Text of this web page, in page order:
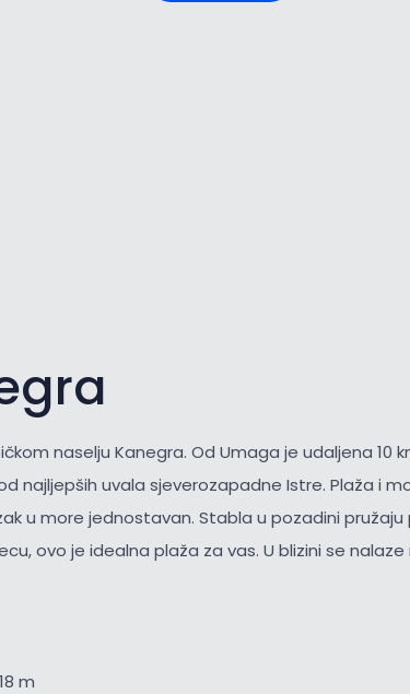
naselju Kanegra. Od Umaga je udaljena 10
najljepših uvala sjeverozapadne Istre. Plaža i
u more jednostavan. Stabla u pozadini pružaju
ovo je idealna plaža za vas. U blizini se
m